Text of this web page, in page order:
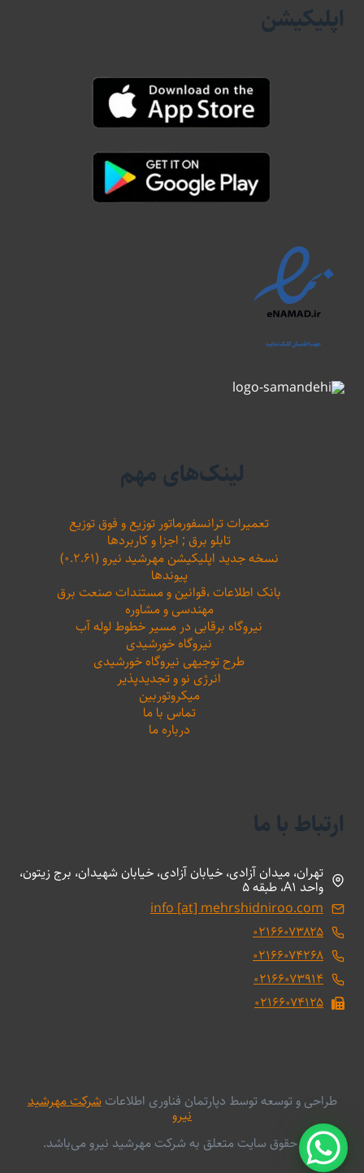
اپلیکیشن
لینک‌های مهم
تعمیرات ترانسفورماتور توزیع و فوق توزیع
تابلو برق ; اجزا و کاربردها
نسخه جدید اپلیکیشن مهرشید نیرو (۰.۲.۶۱)
پیوندها
بانک اطلاعات ،‌قوانین و مستندات صنعت برق
مهندسی و مشاوره
نیروگاه برقابی در مسیر خطوط لوله آب
نیروگاه خورشیدی
طرح توجیهی نیروگاه خورشیدی
انرژی نو و تجدیدپذیر
میکروتوربین
تماس با ما
درباره ما
ارتباط با ما
تهران، میدان آزادی، خیابان آزادی، خیابان شهیدان، برج زیتون،
واحد A1، طبقه 5
info [at] mehrshidniroo.com
۰۲۱۶۶۰۷۳۸۲۵
۰۲۱۶۶۰۷۴۲۶۸
۰۲۱۶۶۰۷۳۹۱۴
۰۲۱۶۶۰۷۴۱۲۵
طراحی و توسعه توسط دپارتمان فناوری اطلاعاتشرکت مهرشید
نیرو
کلیه حقوق سایت متعلق به شرکت مهرشید نیرو می‌باشد.